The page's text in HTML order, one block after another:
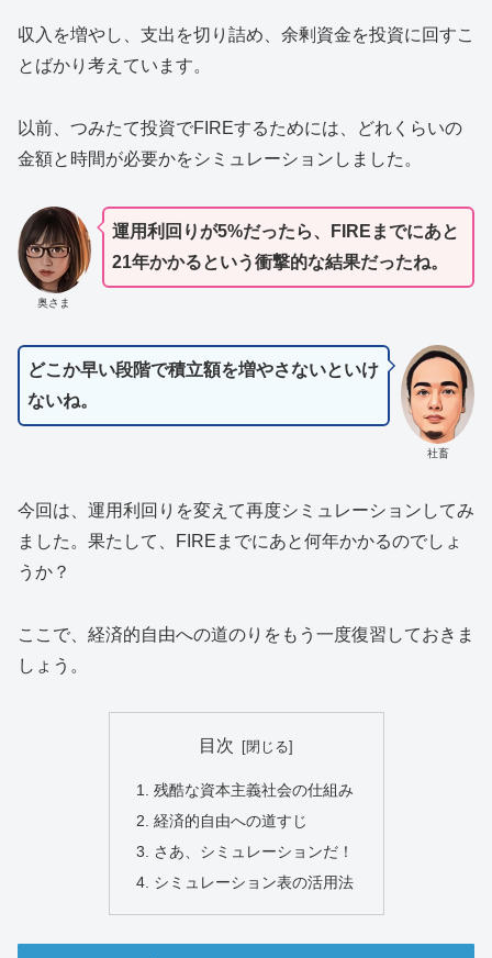
収入を増やし、支出を切り詰め、余剰資金を投資に回すこ
とばかり考えています。
以前、つみたて投資でFIREするためには、どれくらいの
金額と時間が必要かをシミュレーションしました。
奥さま
運用利回りが5%だったら、FIREまでにあと
21年かかるという衝撃的な結果だったね。
社畜
どこか早い段階で積立額を増やさないといけ
ないね。
今回は、運用利回りを変えて再度シミュレーションしてみ
ました。果たして、FIREまでにあと何年かかるのでしょ
うか？
ここで、経済的自由への道のりをもう一度復習しておきま
しょう。
目次
残酷な資本主義社会の仕組み
経済的自由への道すじ
さあ、シミュレーションだ！
シミュレーション表の活用法